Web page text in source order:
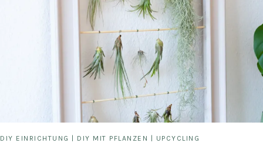
DIY EINRICHTUNG | DIY MIT PFLANZEN | UPCYCLING